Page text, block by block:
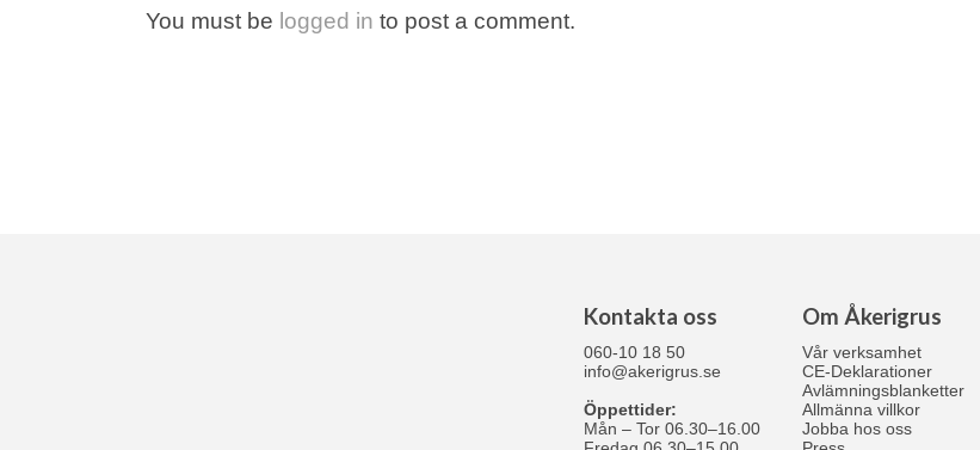
You must be logged in to post a comment.
Kontakta oss
060-10 18 50
info@akerigrus.se
Öppettider:
Mån – Tor 06.30–16.00
Om Åkerigrus
Vår verksamhet
CE-Deklarationer
Avlämningsblanketter
Allmänna villkor
Jobba hos oss